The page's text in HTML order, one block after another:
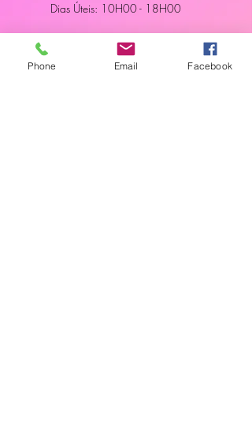
Dias Úteis: 10H00 - 18H00
Junte-se a Nós
Phone Email Facebook